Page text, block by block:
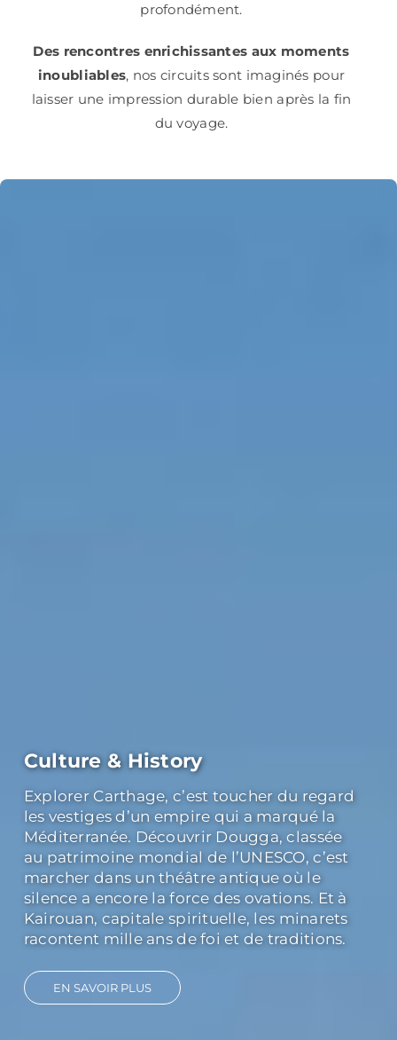
profondément.
Des rencontres enrichissantes aux moments
inoubliables, nos circuits sont imaginés pour
laisser une impression durable bien après la fin
du voyage.
Nature & Aventure
Du sable doré du Sahara aux palmeraies
verdoyantes de Tozeur, la nature tunisienne
offre une diversité saisissante. Tabarka,
avec ses falaises sculptées par la mer, invite
à l’évasion et à la randonnée. Les nuits sous
les étoiles au cœur du désert transforment
l’aventure en souvenir impérissable.
Chaque paysage est une invitation à
l’essentiel.